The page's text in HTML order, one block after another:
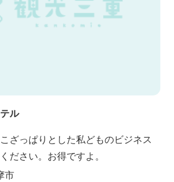
ル
ざっぱりとした私どものビジネス
ださい。お得ですよ。
市